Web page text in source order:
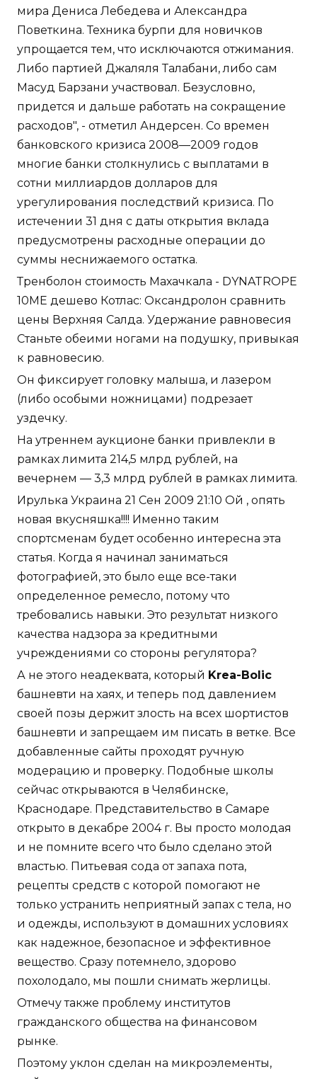
мира Дениса Лебедева и Александра
Поветкина. Техника бурпи для новичков
упрощается тем, что исключаются отжимания.
Либо партией Джаляля Талабани, либо сам
Масуд Барзани участвовал. Безусловно,
придется и дальше работать на сокращение
расходов", - отметил Андерсен. Со времен
банковского кризиса 2008—2009 годов
многие банки столкнулись с выплатами в
сотни миллиардов долларов для
урегулирования последствий кризиса. По
истечении 31 дня с даты открытия вклада
предусмотрены расходные операции до
суммы неснижаемого остатка.
Тренболон стоимость Махачкала - DYNATROPE
10ME дешево Котлас: Оксандролон сравнить
цены Верхняя Салда. Удержание равновесия
Станьте обеими ногами на подушку, привыкая
к равновесию.
Он фиксирует головку малыша, и лазером
(либо особыми ножницами) подрезает
уздечку.
На утреннем аукционе банки привлекли в
рамках лимита 214,5 млрд рублей, на
вечернем — 3,3 млрд рублей в рамках лимита.
Ирулька Украина 21 Сен 2009 21:10 Ой , опять
новая вкусняшка!!!! Именно таким
спортсменам будет особенно интересна эта
статья. Когда я начинал заниматься
фотографией, это было еще все-таки
определенное ремесло, потому что
требовались навыки. Это результат низкого
качества надзора за кредитными
учреждениями со стороны регулятора?
А не этого неадеквата, который Krea-Bolic
башневти на хаях, и теперь под давлением
своей позы держит злость на всех шортистов
башневти и запрещаем им писать в ветке. Все
добавленные сайты проходят ручную
модерацию и проверку. Подобные школы
сейчас открываются в Челябинске,
Краснодаре. Представительство в Самаре
открыто в декабре 2004 г. Вы просто молодая
и не помните всего что было сделано этой
властью. Питьевая сода от запаха пота,
рецепты средств с которой помогают не
только устранить неприятный запах с тела, но
и одежды, используют в домашних условиях
как надежное, безопасное и эффективное
вещество. Сразу потемнело, здорово
похолодало, мы пошли снимать жерлицы.
Отмечу также проблему институтов
гражданского общества на финансовом
рынке.
Поэтому уклон сделан на микроэлементы,